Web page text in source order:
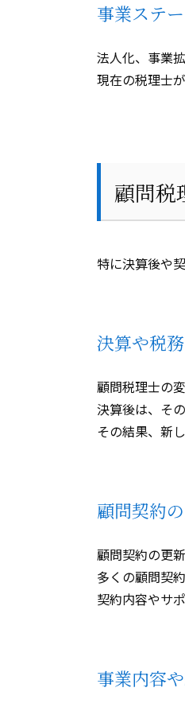
事業ステ
法人化、事業
現在の税理士
顧問税
特に決算後や
決算や税
顧問税理士の
決算後は、そ
その結果、新
顧問契約
顧問契約の更
多くの顧問契
契約内容やサ
事業内容